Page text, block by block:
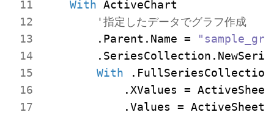
With ActiveChart
'指定したデータでグラフ作成
        .Parent.Name =
With
.XValues =
.Values =